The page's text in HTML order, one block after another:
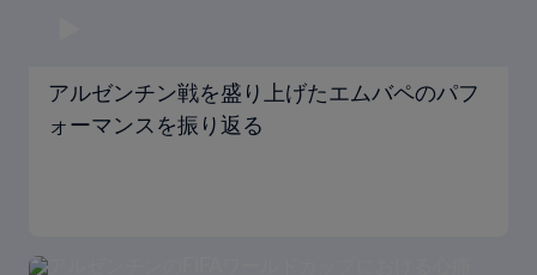
アルゼンチン戦を盛り上げたエムバペのパフ
ォーマンスを振り返る